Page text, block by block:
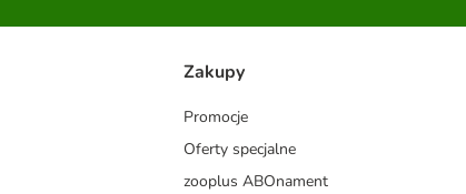
Zakupy
Promocje
Oferty specjalne
zooplus ABOnament